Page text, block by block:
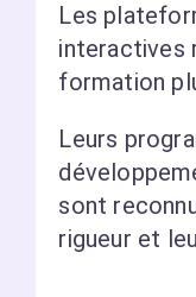
Les
interactives
formation
Leurs
sont
rigueur et